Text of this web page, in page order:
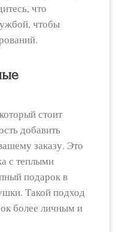
что
чтобы
стоит
добавить
заказу. Это
с теплыми
подарок в
Такой подход
более личным и